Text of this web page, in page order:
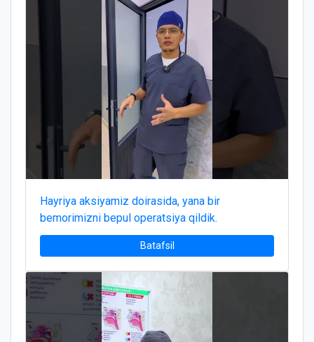
Hayriya aksiyamiz doirasida, yana bir
bemorimizni bepul operatsiya qildik.
Batafsil